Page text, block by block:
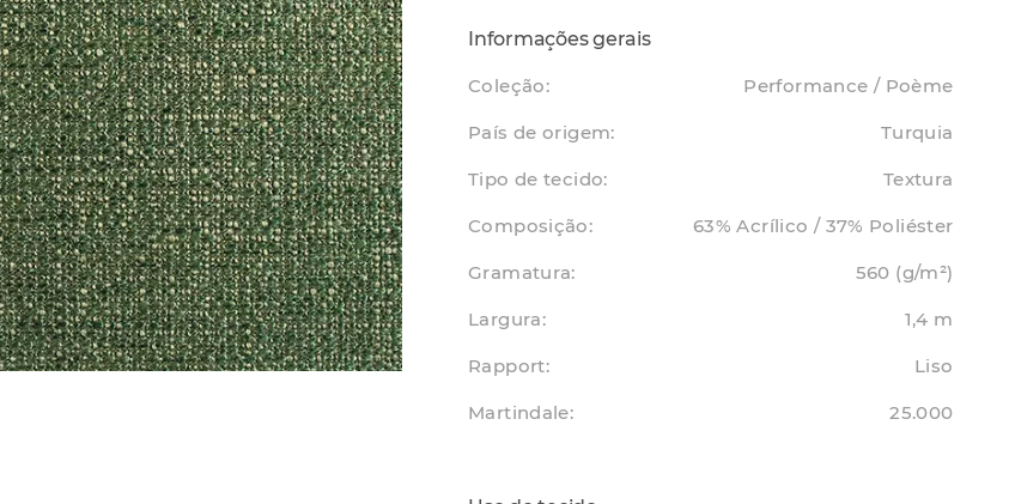
Informações gerais
Coleção: Performance / Poème
País de origem: Turquia
Tipo de tecido: Textura
Composição: 63% Acrílico / 37% Poliéster
Gramatura: 560 (g/m²)
Largura: 1,4 m
Rapport: Liso
Martindale: 25.000